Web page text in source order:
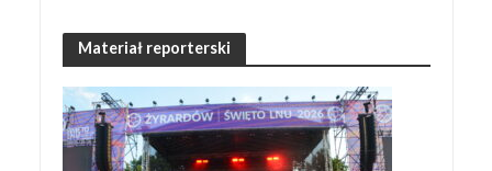
Materiał reporterski